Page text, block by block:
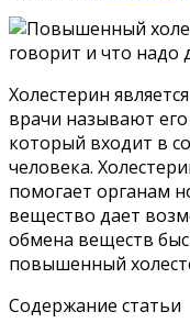
Холестерин
врачи называют
который входит в
человека.
помогает органам
вещество дает
обмена веществ
повышенный
Содержание статьи